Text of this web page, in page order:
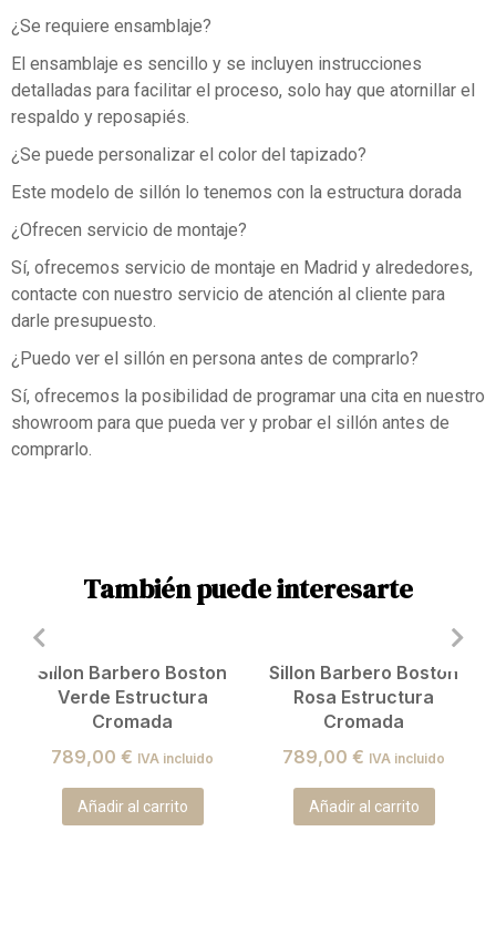
¿Se requiere ensamblaje?
El ensamblaje es sencillo y se incluyen instrucciones
detalladas para facilitar el proceso, solo hay que atornillar el
respaldo y reposapiés.
¿Se puede personalizar el color del tapizado?
Este modelo de sillón lo tenemos con la estructura dorada
¿Ofrecen servicio de montaje?
Sí, ofrecemos servicio de montaje en Madrid y alrededores,
contacte con nuestro servicio de atención al cliente para
darle presupuesto.
¿Puedo ver el sillón en persona antes de comprarlo?
Sí, ofrecemos la posibilidad de programar una cita en nuestro
showroom para que pueda ver y probar el sillón antes de
comprarlo.
También puede interesarte
Sillon Barbero Boston
Verde Estructura
Cromada
789,00 € IVA incluido
Añadir al carrito
Sillon Barbero Boston
Rosa Estructura
Cromada
789,00 € IVA incluido
Añadir al carrito